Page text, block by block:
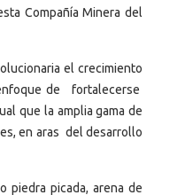
Compañía Minera del
el crecimiento
de fortalecerse
que la amplia gama de
en aras del desarrollo
piedra picada, arena de